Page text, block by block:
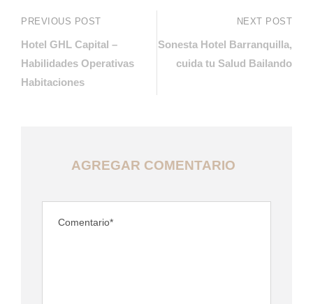
PREVIOUS POST
Hotel GHL Capital –
Habilidades Operativas
Habitaciones
NEXT POST
Sonesta Hotel Barranquilla,
cuida tu Salud Bailando
AGREGAR COMENTARIO